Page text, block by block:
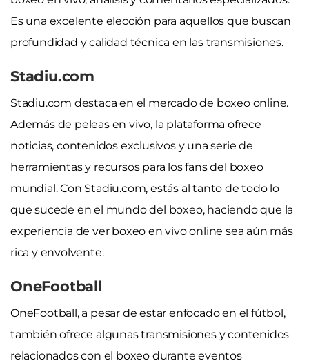
Es una excelente elección para aquellos que buscan
profundidad y calidad técnica en las transmisiones.
Stadiu.com
Stadiu.com destaca en el mercado de boxeo online.
Además de peleas en vivo, la plataforma ofrece
noticias, contenidos exclusivos y una serie de
herramientas y recursos para los fans del boxeo
mundial. Con Stadiu.com, estás al tanto de todo lo
que sucede en el mundo del boxeo, haciendo que la
experiencia de ver boxeo en vivo online sea aún más
rica y envolvente.
OneFootball
OneFootball, a pesar de estar enfocado en el fútbol,
también ofrece algunas transmisiones y contenidos
relacionados con el boxeo durante eventos